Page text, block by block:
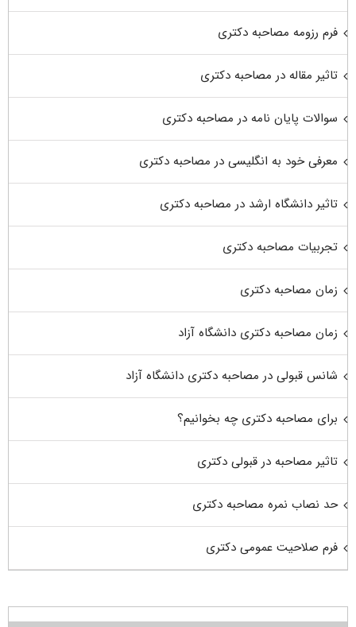
فرم رزومه مصاحبه دکتری
تاثیر مقاله در مصاحبه دکتری
سوالات پایان نامه در مصاحبه دکتری
معرفی خود به انگلیسی در مصاحبه دکتری
تاثیر دانشگاه ارشد در مصاحبه دکتری
تجربیات مصاحبه دکتری
زمان مصاحبه دکتری
زمان مصاحبه دکتری دانشگاه آزاد
شانس قبولی در مصاحبه دکتری دانشگاه آزاد
برای مصاحبه دکتری چه بخوانیم؟
تاثیر مصاحبه در قبولی دکتری
حد نصاب نمره مصاحبه دکتری
فرم صلاحیت عمومی دکتری